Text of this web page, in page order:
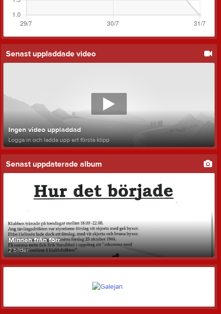
Senast uppladdade video
Ingen video uppladdad
Logga in och ladda upp ert första klipp
Senast uppdaterade album
Minnen från förr
2 bilder